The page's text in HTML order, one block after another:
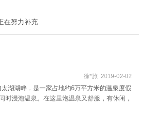
在努力补充
徐*旅 2019-02-02
湖湖畔，是一家占地约6万平方米的温泉度假
时浸泡温泉。在这里泡温泉又舒服，有休闲，